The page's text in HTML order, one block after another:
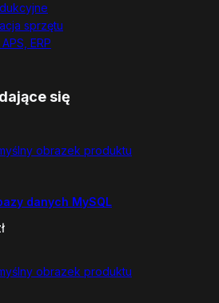
sprzętu
ERP
się
danych MySQL